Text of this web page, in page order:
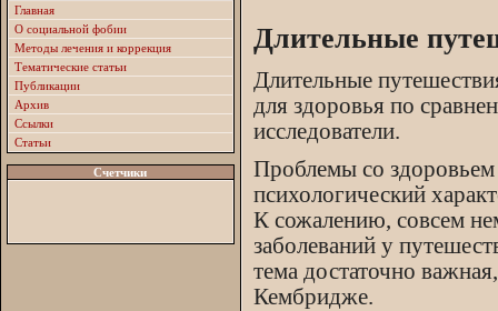
Главная
О социальной фобии
Методы лечения и коррекция
Тематические статьи
Публикации
Архив
Ссылки
Статьи
Счетчики
Длительные
Длительные
для здоровья по
исследователи.
Проблемы со здоровьем
психологический
К сожалению, совсем
заболеваний у
тема достаточно
Кембридже.